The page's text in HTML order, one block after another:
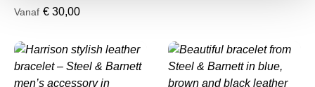
Vanaf € 30,00